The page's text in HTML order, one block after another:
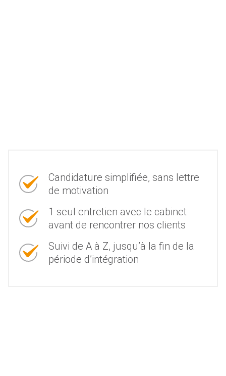
Candidature simplifiée, sans lettre
de motivation
1 seul entretien avec le cabinet
avant de rencontrer nos clients
Suivi de A à Z, jusqu’à la fin de la
période d’intégration